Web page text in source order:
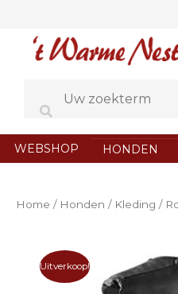
WEBSHOP HONDEN
Home / Honden / Kleding /
Uitverkoop!